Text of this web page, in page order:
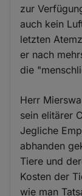
zur
auch kein
letzten
er nach
die
Herr
sein elitärer
Jegliche
abhanden
Tiere und
Kosten der
wie man